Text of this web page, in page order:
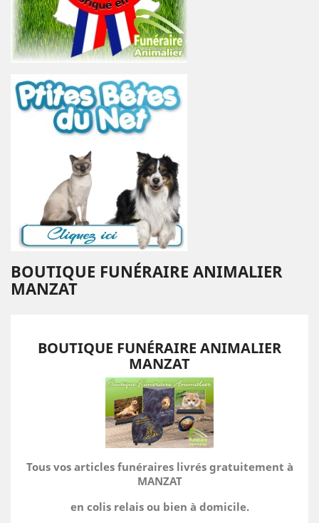
BOUTIQUE FUNÉRAIRE ANIMALIER
MANZAT
BOUTIQUE FUNÉRAIRE ANIMALIER
MANZAT
Tous vos articles funéraires livrés gratuitement à
MANZAT
en colis relais ou bien à domicile.